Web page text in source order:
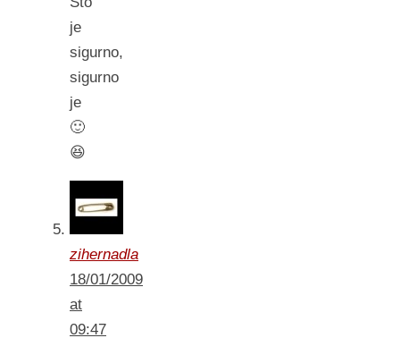
je
sigurno,
sigurno
je
🙂
😆
zihernadla
18/01/2009
at
09:47